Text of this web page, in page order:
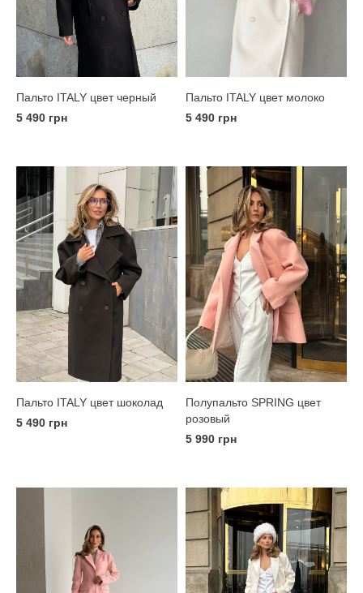
Пальто ITALY цвет черный
5 490 грн
Пальто ITALY цвет молоко
5 490 грн
Пальто ITALY цвет шоколад
5 490 грн
Полупальто SPRING цвет
розовый
5 990 грн